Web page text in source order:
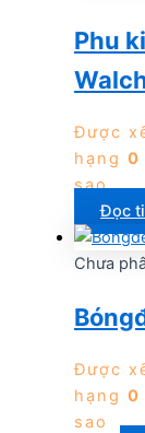
Phu
Được
hạng 0
sao
Đọc
Chưa
Được
hạng 0
sao